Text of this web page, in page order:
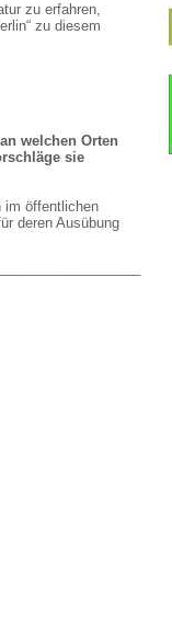
zu erfahren,
zu diesem
welchen Orten
sie
im öffentlichen
deren Ausübung